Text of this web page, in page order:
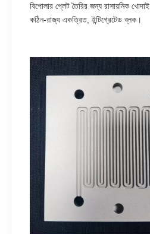
বিপোলার প্লেট তৈরির জন্য রাসায়নিক
কঠিন-রাজ্য একত্রিত, ইন্টিগ্রেটেড ব্লক।